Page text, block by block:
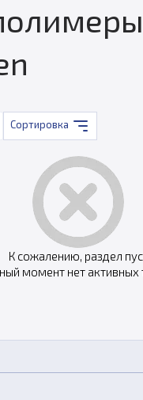
Сортировка
К сожалению, раздел
момент нет активных